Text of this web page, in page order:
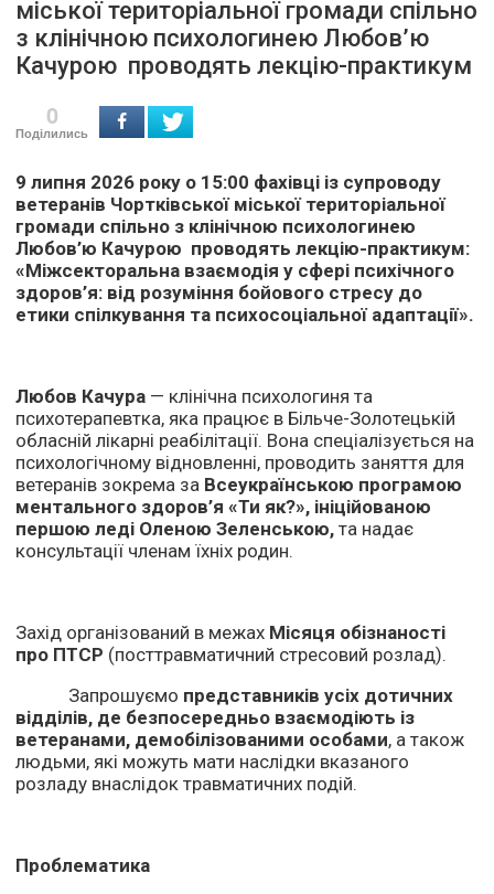
міської територіальної громади спільно
з клінічною психологинею Любов’ю
Качурою проводять лекцію-практикум
0
Поділились
9 липня 2026 року о 15:00 фахівці із супроводу
ветеранів Чортківської міської територіальної
громади спільно з клінічною психологинею
Любов’ю Качурою проводять лекцію-практикум:
«Міжсекторальна взаємодія у сфері психічного
здоров’я: від розуміння бойового стресу до
етики спілкування та психосоціальної адаптації».
Любов Качура — клінічна психологиня та
психотерапевтка, яка працює в Більче-Золотецькій
обласній лікарні реабілітації. Вона спеціалізується на
психологічному відновленні, проводить заняття для
ветеранів зокрема за Всеукраїнською програмою
ментального здоров’я «Ти як?», ініційованою
першою леді Оленою Зеленською, та надає
консультації членам їхніх родин.
Захід організований в межах Місяця обізнаності
про ПТСР (посттравматичний стресовий розлад).
Запрошуємо представників усіх дотичних
відділів, де безпосередньо взаємодіють із
ветеранами, демобілізованими особами, а також
людьми, які можуть мати наслідки вказаного
розладу внаслідок травматичних подій.
Проблематика